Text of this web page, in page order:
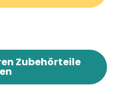
Zubehörteile